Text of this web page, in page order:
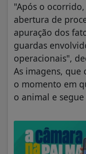
"Após o
abertura de
apuração dos
guardas
operacionais",
As imagens, que
o momento em
o animal e